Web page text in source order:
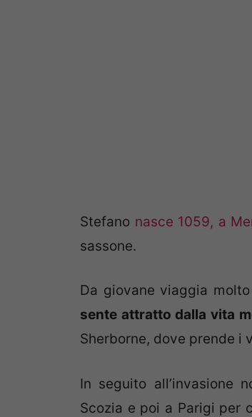
Stefano nasce 1059, a
sassone.
Da giovane viaggia
sente attratto dalla vita
Sherborne, dove prende i
In seguito all’invasione
Scozia e poi a Parigi per